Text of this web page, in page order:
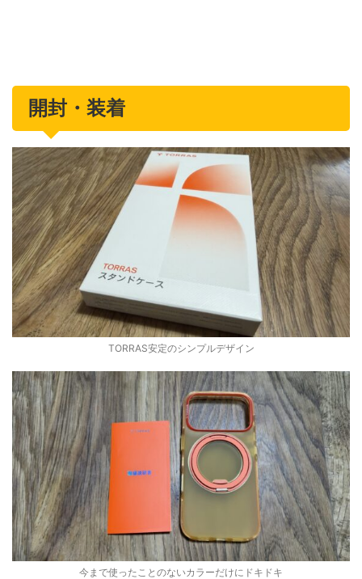
開封・装着
TORRAS安定のシンプルデザイン
今まで使ったことのないカラーだけにドキドキ